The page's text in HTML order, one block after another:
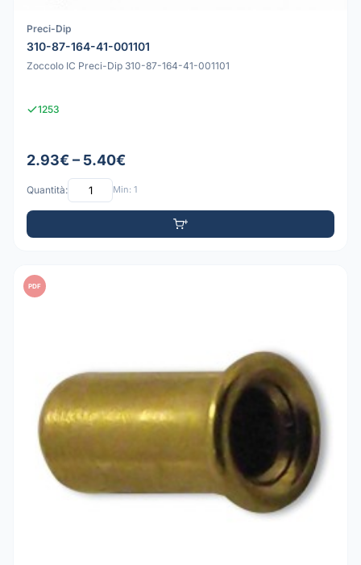
Preci-Dip
310-87-164-41-001101
Zoccolo IC Preci-Dip 310-87-164-41-001101
1253
2.93€ – 5.40€
Quantità: Min: 1
PDF